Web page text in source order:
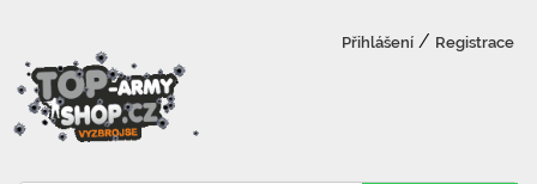
Přihlášení / Registrace